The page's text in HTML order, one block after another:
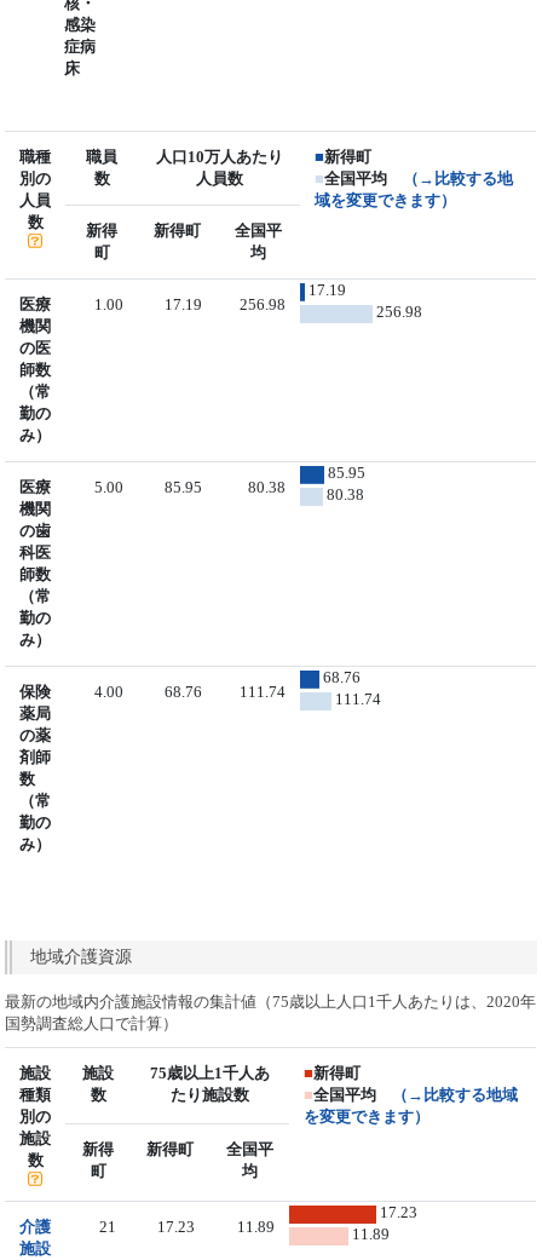
感染
症病
床
職種
別の
人員
数
職員
数
人口10万人あたり
人員数
■新得町
■全国平均
（→比較する地
域を変更できます）
新得
町
新得町
全国平
均
医療
機関
の医
師数
（常
勤の
み）
1.00 17.19 256.98
17.19
256.98
医療
機関
の歯
科医
師数
（常
勤の
み）
5.00 85.95 80.38
85.95
80.38
保険
薬局
の薬
剤師
数
（常
勤の
み）
4.00 68.76 111.74
68.76
111.74
地域介護資源
最新の地域内介護施設情報の集計値（75歳以上人口1千人あたりは、2020年
国勢調査総人口で計算）
施設
種類
別の
施設
数
施設
数
75歳以上1千人あ
たり施設数
■新得町
■全国平均
（→比較する地域
を変更できます）
新得
町
新得町
全国平
均
介護
施設
21 17.23 11.89
17.23
11.89